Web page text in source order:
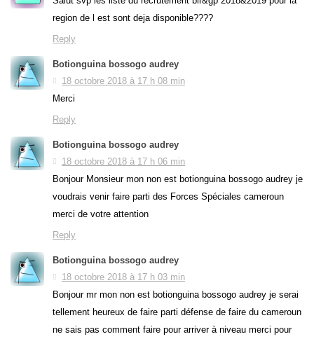
region de l est sont deja disponible????
Reply
Botionguina bossogo audrey
18 octobre 2018 à 17 h 08 min
Merci
Reply
Botionguina bossogo audrey
18 octobre 2018 à 17 h 06 min
Bonjour Monsieur mon non est botionguina bossogo audrey je
voudrais venir faire parti des Forces Spéciales cameroun
merci de votre attention
Reply
Botionguina bossogo audrey
18 octobre 2018 à 17 h 03 min
Bonjour mr mon non est botionguina bossogo audrey je serai
tellement heureux de faire parti défense de faire du cameroun
ne sais pas comment faire pour arriver à niveau merci pour